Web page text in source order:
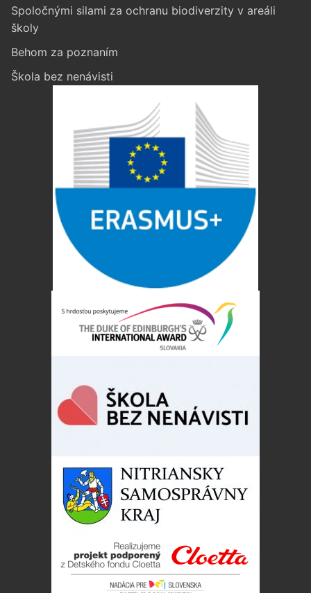
Spoločnými silami za ochranu biodiverzity v areáli
školy
Behom za poznaním
Škola bez nenávisti